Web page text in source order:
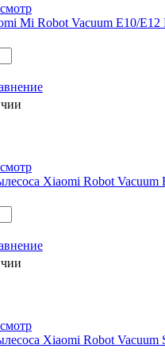
Mi Robot Vacuum Е10/E12
Xiaomi Robot Vacuum
Xiaomi Robot Vacuum